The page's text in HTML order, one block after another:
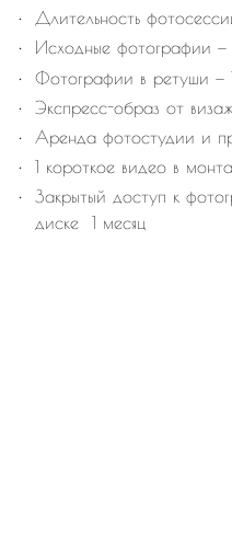
Длительность
Исходные фотографии
Фотографии в ретуши —
Экспресс-образ от
Аренда фотостудии и
1 короткое видео в
Закрытый доступ к
диске 1 месяц